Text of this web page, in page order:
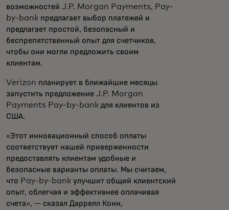
возможностей J.P. Morgan Payments, Pay-
by-bank предлагает выбор платежей и
предлагает простой, безопасный и
беспрепятственный опыт для счетчиков,
чтобы они могли предложить своим
клиентам.
Verizon планирует в ближайшие месяцы
запустить предложение J.P. Morgan
Payments Pay-by-bank для клиентов из
США.
«Этот инновационный способ оплаты
соответствует нашей приверженности
предоставлять клиентам удобные и
безопасные варианты оплаты. Мы считаем,
что Pay-by-bank улучшит общий клиентский
опыт, облегчая и эффективнее оплачивая
счета», — сказал Даррелл Конн,